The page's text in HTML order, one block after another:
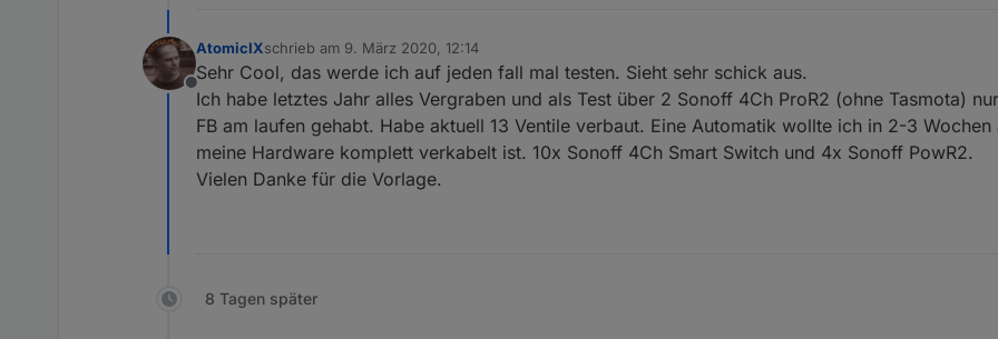
Offline
AtomicIXschrieb am 9. März 2020, 12:14
zuletzt editiert von
Sehr Cool, das werde ich auf jeden fall mal testen. Sieht sehr schick aus.
Ich habe letztes Jahr alles Vergraben und als Test über 2 Sonoff 4Ch ProR2 (ohne Tasmota)
FB am laufen gehabt. Habe aktuell 13 Ventile verbaut. Eine Automatik wollte ich in 2-3 Wochen
meine Hardware komplett verkabelt ist. 10x Sonoff 4Ch Smart Switch und 4x Sonoff PowR2.
Vielen Danke für die Vorlage.
8 Tagen später